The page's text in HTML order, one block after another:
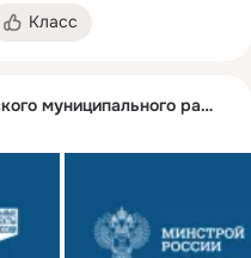
Класс
Администрация Перелюбского муниципального района